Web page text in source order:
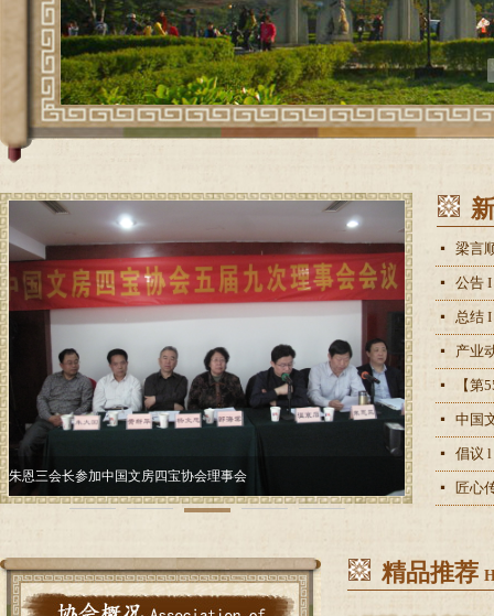
넷
넷 公告
넷 总结
넷 产业
넷 【
넷 中国
넷 倡议
넷 匠心
朱恩三会长参加中国文房四宝协会理事会 韩军市长参加
精品推荐